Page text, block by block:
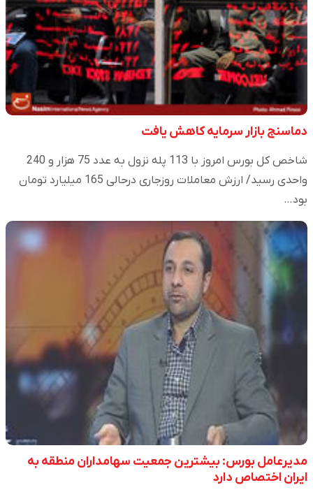
دماسنج بازار سرمایه کاهش یافت
شاخص کل بورس امروز با 113 پله نزول به عدد 75 هزار و 240
واحدی رسید/ ارزش معاملات روزجاری درحالی 165 میلیارد تومان
بود…
مدیرعامل بورس: بیشترین جمعیت سهامداران منطقه به
ایران اختصاص دارد